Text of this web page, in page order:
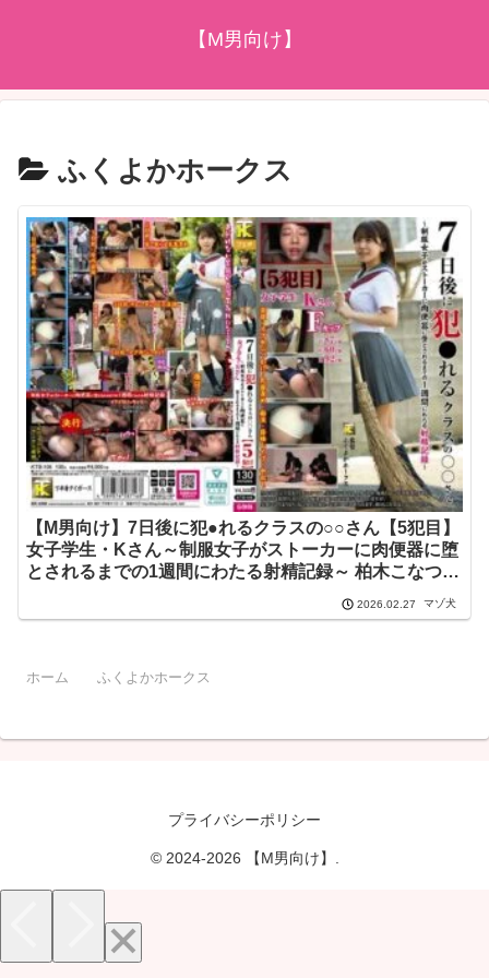
【M男向け】
ふくよかホークス
【M男向け】7日後に犯●れるクラスの○○さん【5犯目】
女子学生・Kさん～制服女子がストーカーに肉便器に堕
とされるまでの1週間にわたる射精記録～ 柏木こなつ
2026.02.27 マゾ犬
ホーム ふくよかホークス
プライバシーポリシー
© 2024-2026 【M男向け】.